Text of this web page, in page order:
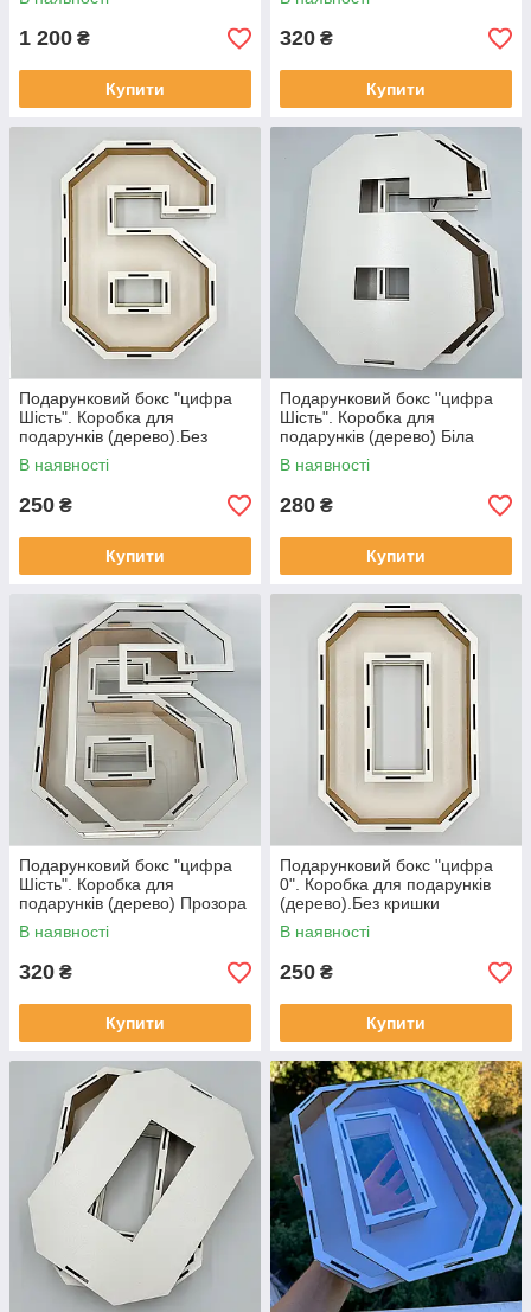
1 200 ₴
Купити
320 ₴
Купити
Подарунковий бокс "цифра
Шість". Коробка для
подарунків (дерево).Без
кришки
В наявності
250 ₴
Купити
Подарунковий бокс "цифра
Шість". Коробка для
подарунків (дерево) Біла
кришка
В наявності
280 ₴
Купити
Подарунковий бокс "цифра
Шість". Коробка для
подарунків (дерево) Прозора
кришка
В наявності
320 ₴
Купити
Подарунковий бокс "цифра
0". Коробка для подарунків
(дерево).Без кришки
В наявності
250 ₴
Купити